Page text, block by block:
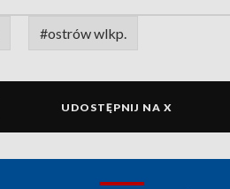
#ostrów wlkp.
UDOSTĘPNIJ NA X